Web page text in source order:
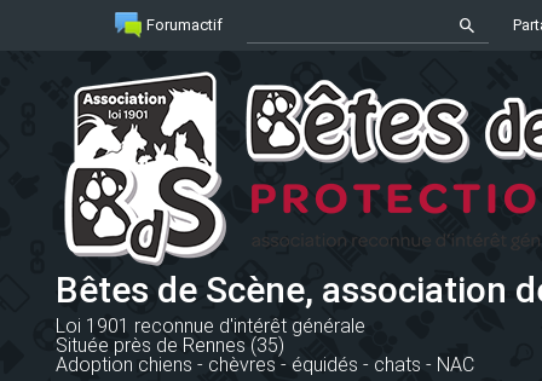
Forumactif
Bêtes de Scène, association
Loi 1901 reconnue d'intérêt générale
Située près de Rennes (35)
Adoption chiens - chèvres - équidés - chats - NAC